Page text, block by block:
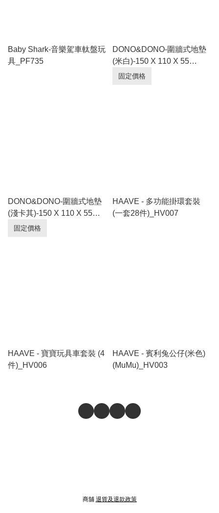
Baby Shark-音樂駕車軚盤玩
具_PF735
DONO&DONO-圍牆式地墊
(米白)-150 X 110 X 55
cm_DN002
固定價格
DONO&DONO-圍牆式地墊
(淺卡其)-150 X 110 X 55
cm_DN001
固定價格
HAAVE - 多功能掛環套裝
(一套28件)_HV007
HAAVE - 寶寶玩具車套裝 (4
件)_HV006
HAAVE - 賓利兔公仔(米色)
(MuMu)_HV003
商舖 退貨及退款政策